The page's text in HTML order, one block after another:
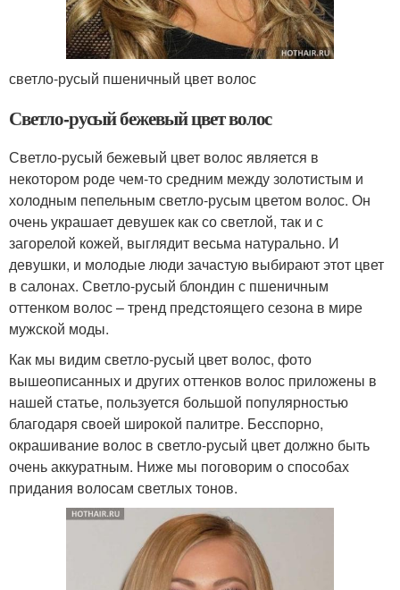
светло-русый пшеничный цвет волос
Светло-русый бежевый цвет волос
Светло-русый бежевый цвет волос является в
некотором роде чем-то средним между золотистым и
холодным пепельным светло-русым цветом волос. Он
очень украшает девушек как со светлой, так и с
загорелой кожей, выглядит весьма натурально. И
девушки, и молодые люди зачастую выбирают этот цвет
в салонах. Светло-русый блондин с пшеничным
оттенком волос – тренд предстоящего сезона в мире
мужской моды.
Как мы видим светло-русый цвет волос, фото
вышеописанных и других оттенков волос приложены в
нашей статье, пользуется большой популярностью
благодаря своей широкой палитре. Бесспорно,
окрашивание волос в светло-русый цвет должно быть
очень аккуратным. Ниже мы поговорим о способах
придания волосам светлых тонов.